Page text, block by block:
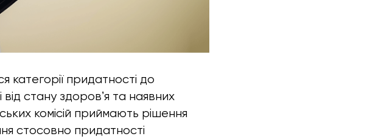
категорії придатності до
від стану здоровʼя та наявних
комісій приймають рішення
стосовно придатності